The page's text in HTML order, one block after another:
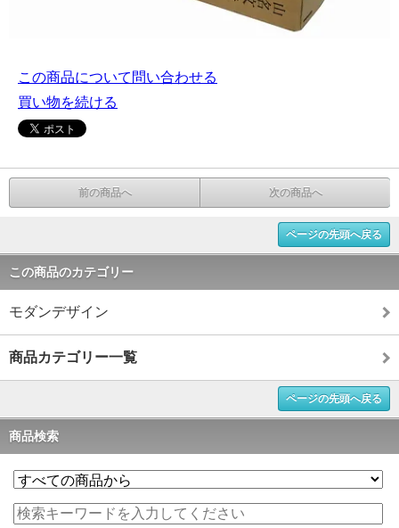
この商品について問い合わせる
買い物を続ける
前の商品へ 次の商品へ
ページの先頭へ戻る
この商品のカテゴリー
モダンデザイン
商品カテゴリー一覧
ページの先頭へ戻る
商品検索